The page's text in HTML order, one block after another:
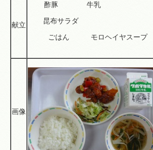
献立
酢豚 牛乳
昆布サラダ
ごはん モロヘイヤスープ
画像